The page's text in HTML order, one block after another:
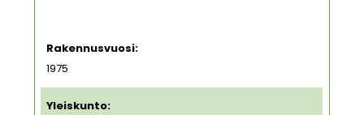
Rakennusvuosi:
1975
Yleiskunto: